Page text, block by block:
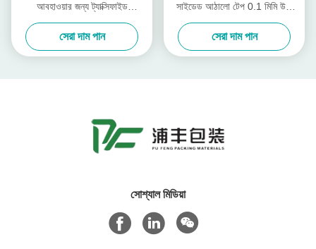
আবহাওয়ার জন্য ট্যাক্সিফাইড
অ্যাক্রিলিকের সাথে ডাবল সাইডেড
আঠালো টেপ
সেরা দাম পান
সাইডেড আঠালো টেপ 0.1 মিমি উচ্চ
তাপমাত্রা প্রতিরোধের সাথে অ্যান্টি-
রিবান্ড
সেরা দাম পান
সোশ্যাল মিডিয়া